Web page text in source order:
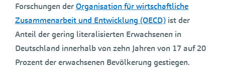
Forschungen derOrganisation für wirtschaftliche
Zusammenarbeit und Entwicklung (OECD) ist der
Anteil der gering literalisierten Erwachsenen in
Deutschland innerhalb von zehn Jahren von 17 auf 20
Prozent der erwachsenen Bevölkerung gestiegen.